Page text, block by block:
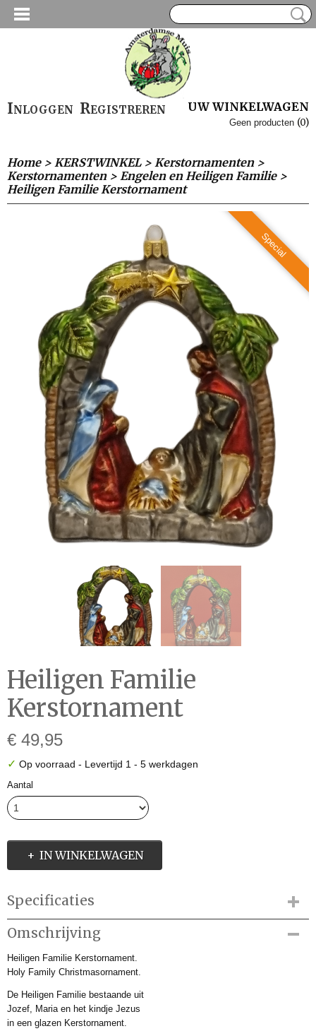
Inloggen Registreren UW WINKELWAGEN
Geen producten (0)
Home> KERSTWINKEL> Kerstornamenten>
Kerstornamenten> Engelen en Heiligen Familie>
Heiligen Familie Kerstornament
Special
Heiligen Familie
Kerstornament
€ 49,95
✓ Op voorraad - Levertijd 1 - 5 werkdagen
Aantal
IN WINKELWAGEN
Specificaties
Productcode
HWH201201
Productcode leverancier
HWH201201
Omschrijving
Heiligen Familie Kerstornament.
Holy Family Christmasornament.
De Heiligen Familie bestaande uit
Jozef, Maria en het kindje Jezus
in een glazen Kerstornament.